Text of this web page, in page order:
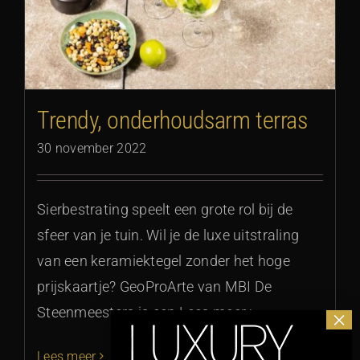
Trendy, onderhoudsarm terras
30 november 2022
Sierbestrating speelt een grote rol bij de
sfeer van je tuin. Wil je de luxe uitstraling
van een keramiektegel zonder het hoge
prijskaartje? GeoProArte van MBI De
Steenmeesters is een Lees meer >
Lees meer